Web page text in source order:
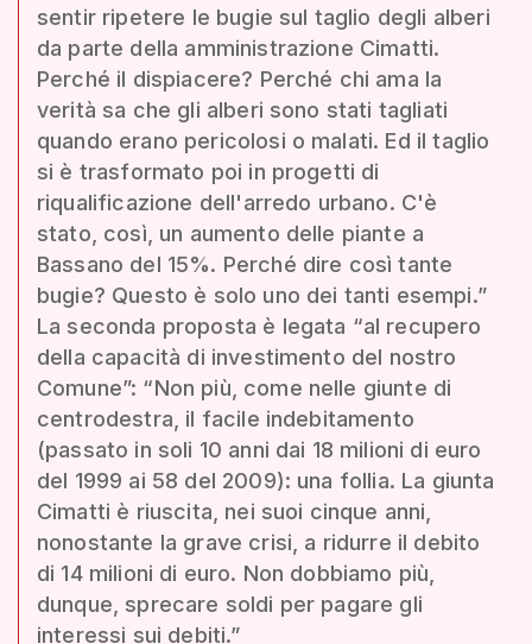
sentir ripetere le bugie sul taglio degli alberi
da parte della amministrazione Cimatti.
Perché il dispiacere? Perché chi ama la
verità sa che gli alberi sono stati tagliati
quando erano pericolosi o malati. Ed il taglio
si è trasformato poi in progetti di
riqualificazione dell'arredo urbano. C'è
stato, così, un aumento delle piante a
Bassano del 15%. Perché dire così tante
bugie? Questo è solo uno dei tanti esempi.”
La seconda proposta è legata “al recupero
della capacità di investimento del nostro
Comune”: “Non più, come nelle giunte di
centrodestra, il facile indebitamento
(passato in soli 10 anni dai 18 milioni di euro
del 1999 ai 58 del 2009): una follia. La giunta
Cimatti è riuscita, nei suoi cinque anni,
nonostante la grave crisi, a ridurre il debito
di 14 milioni di euro. Non dobbiamo più,
dunque, sprecare soldi per pagare gli
interessi sui debiti.”